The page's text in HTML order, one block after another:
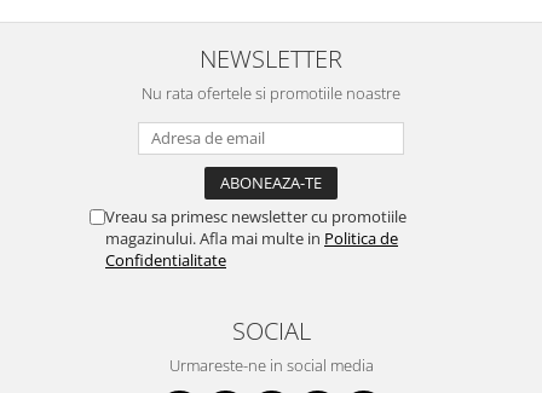
NEWSLETTER
Nu rata ofertele si promotiile noastre
Vreau sa primesc newsletter cu promotiile
magazinului. Afla mai multe in Politica de
Confidentialitate
SOCIAL
Urmareste-ne in social media